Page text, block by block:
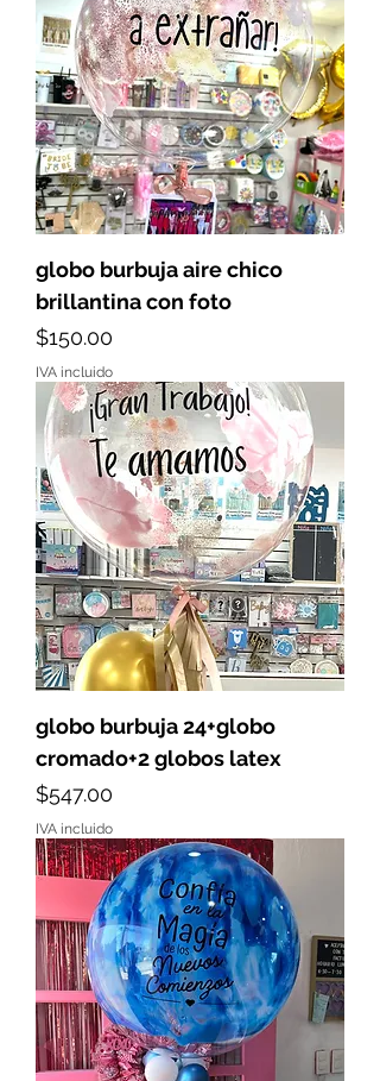
globo burbuja aire chico
brillantina con foto
Precio
$150.00
IVA incluido
globo burbuja 24+globo
cromado+2 globos latex
Precio
$547.00
IVA incluido